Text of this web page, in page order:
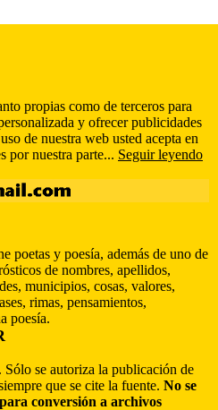
propias como de terceros para
y ofrecer publicidades
de nuestra web usted acepta en
por nuestra parte... Seguir leyendo
poetas y poesía, además de uno de
de nombres, apellidos,
municipios, cosas, valores,
rimas, pensamientos,
poesía.
Sólo se autoriza la publicación de
que se cite la fuente. No se
conversión a archivos